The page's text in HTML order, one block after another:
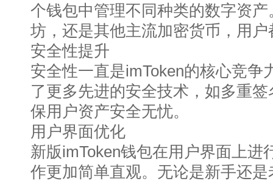
个钱包中管理不同种类的数字资
坊，还是其他主流加密货币，用
安全性提升
安全性一直是imToken的核心竞争
了更多先进的安全技术，如多重
保用户资产安全无忧。
用户界面优化
新版imToken钱包在用户界面上进
作更加简单直观。无论是新手还